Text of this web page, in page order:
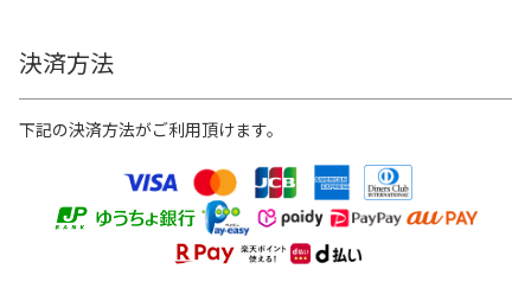
決済方法
下記の決済方法がご利用頂けます。